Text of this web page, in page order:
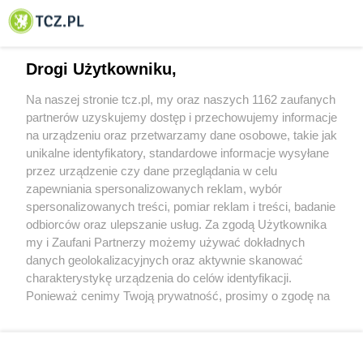
© 2001-2026 Tczew - TCZ.PL Sp. z o.o. Internetowy Serwis Informacyjny Miasta
O FIRMIE POLITYKA PRYWATNOŚCI HOSTING
REKLAMA WSPÓŁPRACA RSS FACEBOOK KONTAKT
Nasze serwisy
Aktualności
Tcz24
Muzyka i kultura
Archiwum wydarzeń
Drogi Użytkowniku,
Na naszej stronie tcz.pl, my oraz naszych 1162 zaufanych
partnerów uzyskujemy dostęp i przechowujemy informacje
na urządzeniu oraz przetwarzamy dane osobowe, takie jak
unikalne identyfikatory, standardowe informacje wysyłane
przez urządzenie czy dane przeglądania w celu
zapewniania spersonalizowanych reklam, wybór
spersonalizowanych treści, pomiar reklam i treści, badanie
odbiorców oraz ulepszanie usług. Za zgodą Użytkownika
my i Zaufani Partnerzy możemy używać dokładnych
danych geolokalizacyjnych oraz aktywnie skanować
charakterystykę urządzenia do celów identyfikacji.
Ponieważ cenimy Twoją prywatność, prosimy o zgodę na